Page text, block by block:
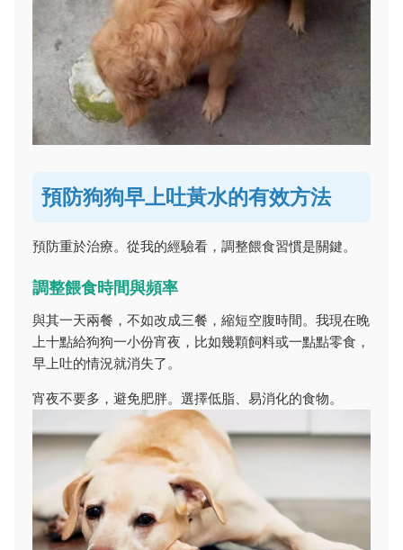
預防狗狗早上吐黃水的有效方法
預防重於治療。從我的經驗看，調整餵食習慣是關鍵。
調整餵食時間與頻率
與其一天兩餐，不如改成三餐，縮短空腹時間。我現在晚
上十點給狗狗一小份宵夜，比如幾顆飼料或一點點零食，
早上吐的情況就消失了。
宵夜不要多，避免肥胖。選擇低脂、易消化的食物。